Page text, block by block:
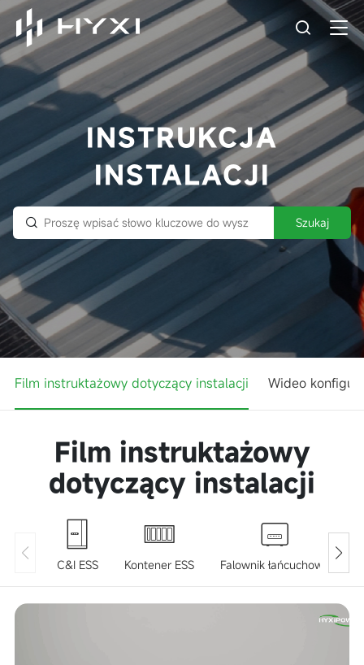
INSTRUKCJA
INSTALACJI
Szukaj
Film instruktażowy dotyczący instalacji Wideo
Film instruktażowy
dotyczący instalacji
C&I ESS Kontener ESS Falownik łańcuchowy